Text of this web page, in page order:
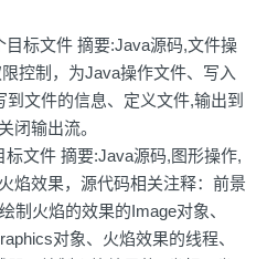
标文件 摘要:Java源码,文件操
制，为Java操作文件、写入
文件的信息、定义文件,输出到
闭输出流。
文件 摘要:Java源码,图形操作,
效果，源代码相关注释：前景
制火焰的效果的Image对象、
对象、火焰效果的线程、